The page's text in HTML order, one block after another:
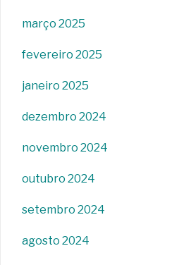
março 2025
fevereiro 2025
janeiro 2025
dezembro 2024
novembro 2024
outubro 2024
setembro 2024
agosto 2024